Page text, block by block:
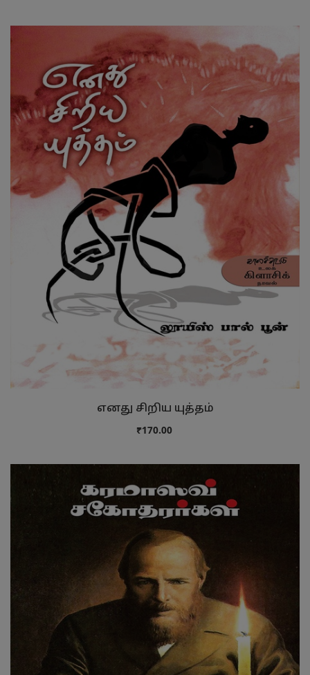
எனது சிறிய யுத்தம்
₹170.00